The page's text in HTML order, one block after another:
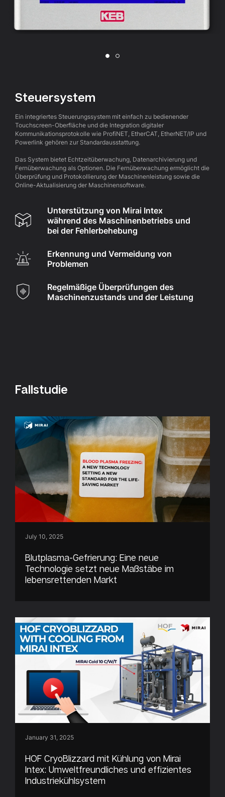
Steuersystem
Ein integriertes Steuerungssystem mit einfach zu bedienender
Touchscreen-Oberfläche und die Integration digitaler
Kommunikationsprotokolle wie ProfiNET, EtherCAT, EtherNET/IP und
Powerlink gehören zur Standardausstattung.
Das System bietet Echtzeitüberwachung, Datenarchivierung und
Fernüberwachung als Optionen. Die Fernüberwachung ermöglicht die
Überprüfung und Protokollierung der Maschinenleistung sowie die
Online-Aktualisierung der Maschinensoftware.
Unterstützung von Mirai Intex
während des Maschinenbetriebs und
bei der Fehlerbehebung
Erkennung und Vermeidung von
Problemen
Regelmäßige Überprüfungen des
Maschinenzustands und der Leistung
Fallstudie
July 10, 2025
Blutplasma-Gefrierung: Eine neue
Technologie setzt neue Maßstäbe im
lebensrettenden Markt
January 31, 2025
HOF CryoBlizzard mit Kühlung von Mirai
Intex: Umweltfreundliches und effizientes
Industriekühlsystem